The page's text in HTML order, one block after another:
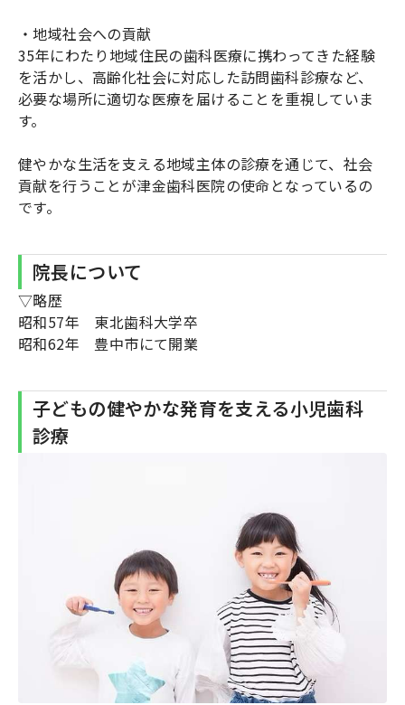
・地域社会への貢献
35年にわたり地域住民の歯科医療に携わってきた経験
を活かし、高齢化社会に対応した訪問歯科診療など、
必要な場所に適切な医療を届けることを重視していま
す。
健やかな生活を支える地域主体の診療を通じて、社会
貢献を行うことが津金歯科医院の使命となっているの
です。
院長について
▽略歴
昭和57年 ​東北歯科大学卒
昭和62年 豊中市にて開業​
子どもの健やかな発育を支える小児歯科
診療